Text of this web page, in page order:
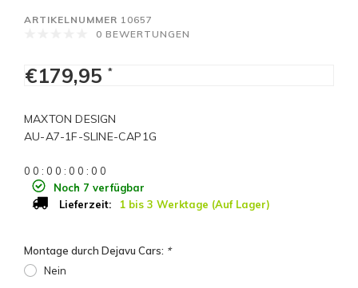
ARTIKELNUMMER 10657
0 BEWERTUNGEN
€179,95 *
MAXTON DESIGN
AU-A7-1F-SLINE-CAP1G
0 0 : 0 0 : 0 0 : 0 0
Noch 7 verfügbar
Lieferzeit:
1 bis 3 Werktage (Auf Lager)
Montage durch Dejavu Cars: *
Nein